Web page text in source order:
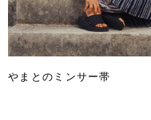
やまとのミンサー帯